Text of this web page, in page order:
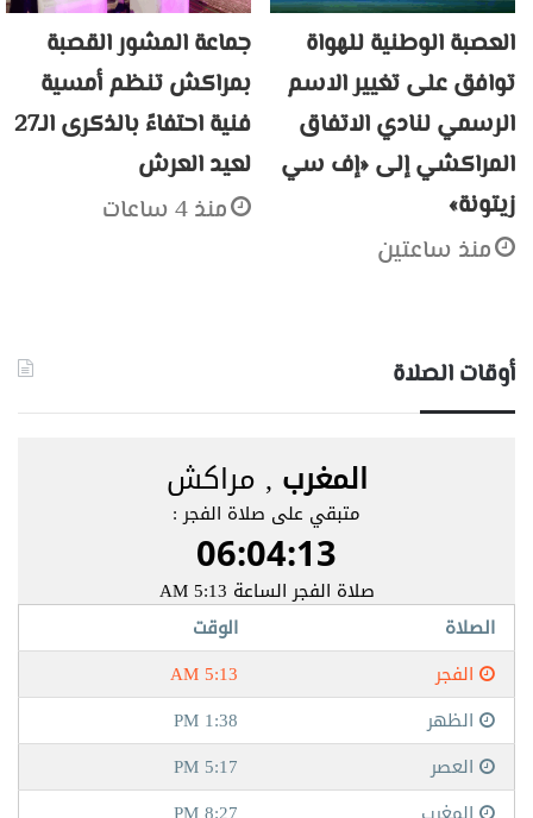
العصبة الوطنية للهواة
توافق على تغيير الاسم
الرسمي لنادي الاتفاق
المراكشي إلى «إف سي
زيتونة»
منذ ساعتين
جماعة المشور القصبة
بمراكش تنظم أمسية
فنية احتفاءً بالذكرى الـ27
لعيد العرش
منذ 4 ساعات
أوقات الصلاة